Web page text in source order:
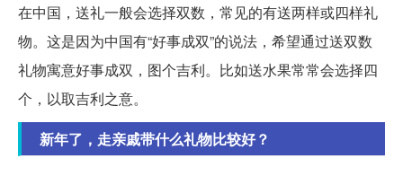
在中国，送礼一般会选择双数，常见的有送两样或四样礼
物。这是因为中国有“好事成双”的说法，希望通过送双数
礼物寓意好事成双，图个吉利。比如送水果常常会选择四
个，以取吉利之意。
新年了，走亲戚带什么礼物比较好？